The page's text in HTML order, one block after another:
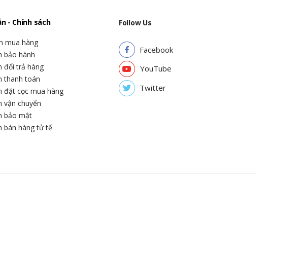
- Chính sách
mua hàng
bảo hành
đổi trả hàng
thanh toán
đặt cọc mua hàng
vận chuyển
bảo mật
bán hàng tử tế
Follow Us
Facebook
YouTube
Twitter